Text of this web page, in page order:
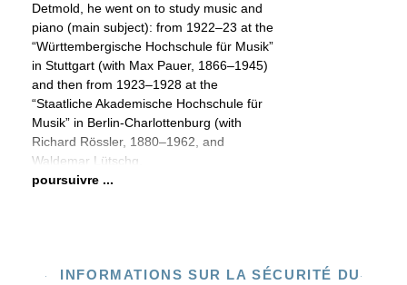
Detmold, he went on to study music and
piano (main subject): from 1922–23 at the
“Württembergische Hochschule für Musik”
in Stuttgart (with Max Pauer, 1866–1945)
and then from 1923–1928 at the
“Staatliche Akademische Hochschule für
Musik” in Berlin-Charlottenburg (with
Richard Rössler, 1880–1962, and
Waldemar Lütschg,
poursuivre ...
INFORMATIONS SUR LA SÉCURITÉ DU